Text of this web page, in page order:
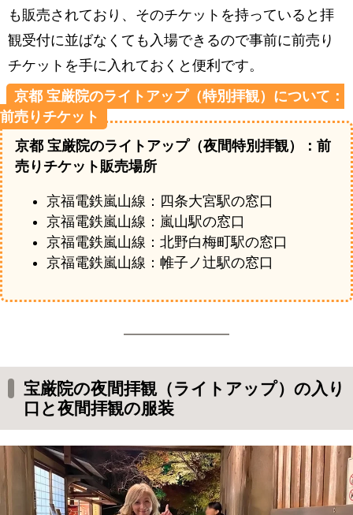
も販売されており、そのチケットを持っていると拝
観受付に並ばなくても入場できるので事前に前売り
チケットを手に入れておくと便利です。
京都 宝厳院のライトアップ（特別拝観）について：
前売りチケット
京都 宝厳院のライトアップ（夜間特別拝観）：前
売りチケット販売場所
京福電鉄嵐山線：四条大宮駅の窓口
京福電鉄嵐山線：嵐山駅の窓口
京福電鉄嵐山線：北野白梅町駅の窓口
京福電鉄嵐山線：帷子ノ辻駅の窓口
宝厳院の夜間拝観（ライトアップ）の入り
口と夜間拝観の服装